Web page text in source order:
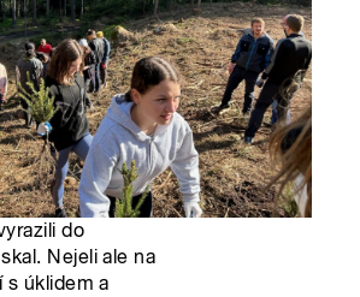
do
Nejeli ale na
s úklidem a